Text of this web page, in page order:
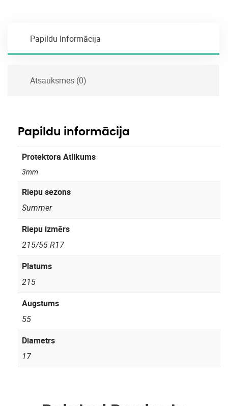
Papildu Informācija
Atsauksmes (0)
Papildu informācija
Protektora Atlikums
3mm
Riepu sezons
Summer
Riepu izmērs
215/55 R17
Platums
215
Augstums
55
Diametrs
17